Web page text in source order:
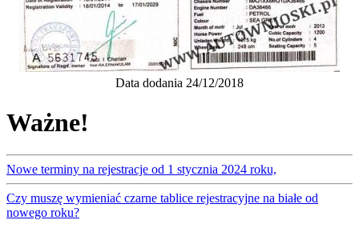
Data dodania 24/12/2018
Ważne!
Nowe terminy na rejestracje od 1 stycznia 2024 roku,
Czy muszę wymieniać czarne tablice rejestracyjne na białe od
nowego roku?